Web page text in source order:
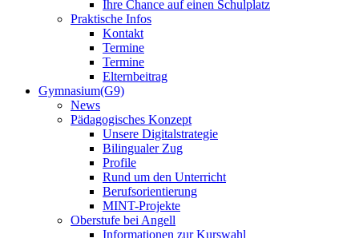
Ihre Chance auf einen Schulplatz
Praktische Infos
Kontakt
Termine
Termine
Elternbeitrag
Gymnasium(G9)
News
Pädagogisches Konzept
Unsere Digitalstrategie
Bilingualer Zug
Profile
Rund um den Unterricht
Berufsorientierung
MINT-Projekte
Oberstufe bei Angell
Informationen zur Kurswahl